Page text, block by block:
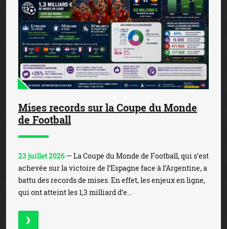
Mises records sur la Coupe du Monde
de Football
23 juillet 2026 — La Coupe du Monde de Football, qui s’est
achevée sur la victoire de l’Espagne face à l’Argentine, a
battu des records de mises. En effet, les enjeux en ligne,
qui ont atteint les 1,3 milliard d’e...